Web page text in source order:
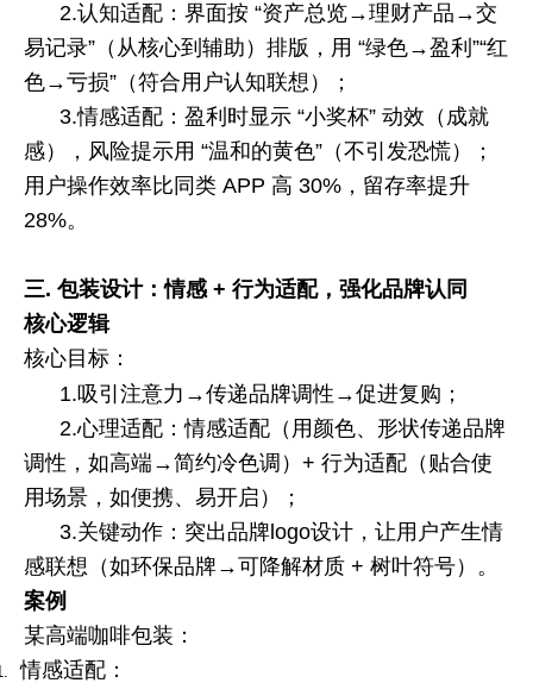
2.认知适配：界面按 “资产总览→理财产品 →交
易记录” （从核心到辅助）排版，用 “绿色→盈利 ”“红
色→亏损” （符合用户认知联想）；
3.情感适配：盈利时显示 “小奖杯” 动效（成就
感），风险提示用 “温和的黄色” （不引发恐慌）；
用户操作效率比同类 APP 高 30% ，留存率提升
28%。
三. 包装设计：情感 + 行为适配，强化品牌认同
核心逻辑
核心目标：
1.吸引注意力 →传递品牌调性 →促进复购；
2.心理适配：情感适配（用颜色、形状传递品牌
调性，如高端→简约冷色调） + 行为适配（贴合使
用场景，如便携、易开启）；
3.关键动作：突出品牌logo设计，让用户产生情
感联想（如环保品牌 →可降解材质 + 树叶符号）。
案例
某高端咖啡包装：
情感适配：